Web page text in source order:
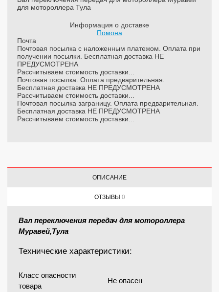
для мотороллера Тула
Информация о доставке
Помона
Почта
Почтовая посылка с наложенным платежом. Оплата при
получении посылки. Бесплатная доставка НЕ
ПРЕДУСМОТРЕНА
Рассчитываем стоимость доставки...
Почтовая посылка. Оплата предварительная.
Бесплатная доставка НЕ ПРЕДУСМОТРЕНА
Рассчитываем стоимость доставки...
Почтовая посылка заграницу. Оплата предварительная.
Бесплатная доставка НЕ ПРЕДУСМОТРЕНА
Рассчитываем стоимость доставки...
ОПИСАНИЕ
ОТЗЫВЫ 0
Вал переключения передач для мотороллера
Муравей,Тула
Технические характеристики:
Класс опасности
товара
Не опасен